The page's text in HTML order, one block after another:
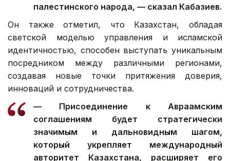
палестинского народа, — сказал Кабазиев.
Он также отметил, что Казахстан, обладая
светской моделью управления и исламской
идентичностью, способен выступать уникальным
посредником между различными регионами,
создавая новые точки притяжения доверия,
инноваций и сотрудничества.
— Присоединение к Авраамским
соглашениям будет стратегически
значимым и дальновидным шагом,
который укрепляет международный
авторитет Казахстана, расширяет его